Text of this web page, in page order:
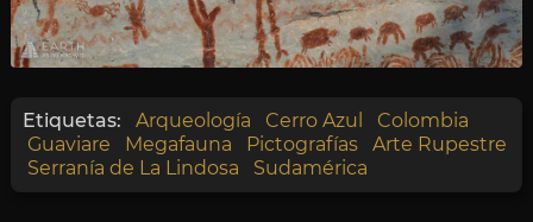
Etiquetas: Arqueología Cerro Azul
Colombia
Guaviare
Megafauna Pictografías
Arte Rupestre
Serranía de La Lindosa
Sudamérica